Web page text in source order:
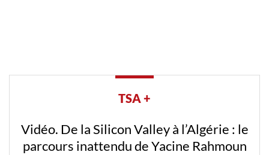
TSA +
Vidéo. De la Silicon Valley à l’Algérie : le
parcours inattendu de Yacine Rahmoun